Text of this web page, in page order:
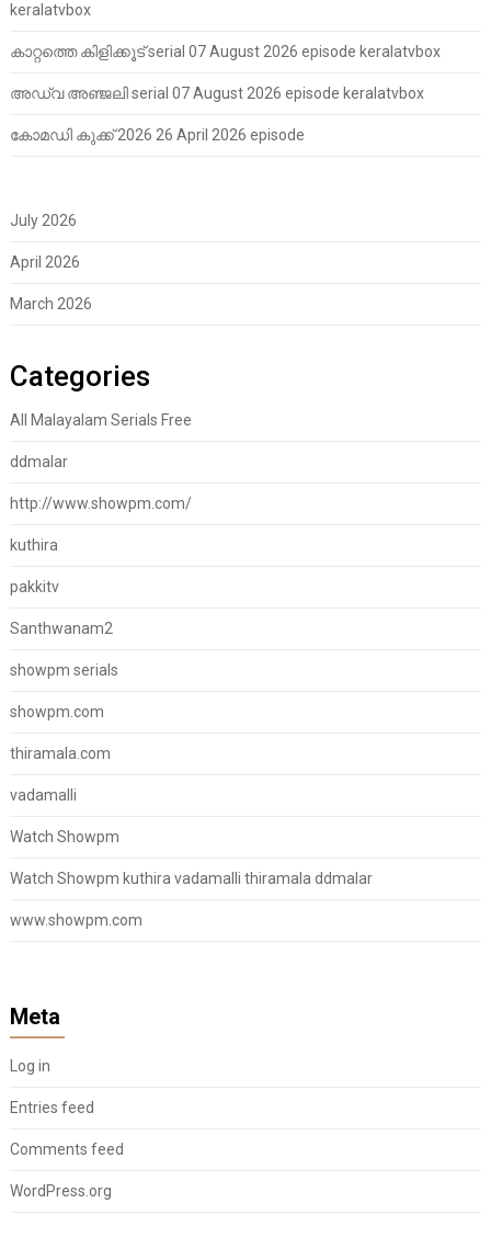
keralatvbox
കാറ്റത്തെ കിളിക്കൂട് serial 07 August 2026 episode keralatvbox
അഡ്വ അഞ്ജലി serial 07 August 2026 episode keralatvbox
കോമഡി കുക്ക് 2026 26 April 2026 episode
July 2026
April 2026
March 2026
Categories
All Malayalam Serials Free
ddmalar
http://www.showpm.com/
kuthira
pakkitv
Santhwanam2
showpm serials
showpm.com
thiramala.com
vadamalli
Watch Showpm
Watch Showpm kuthira vadamalli thiramala ddmalar
www.showpm.com
Meta
Log in
Entries feed
Comments feed
WordPress.org